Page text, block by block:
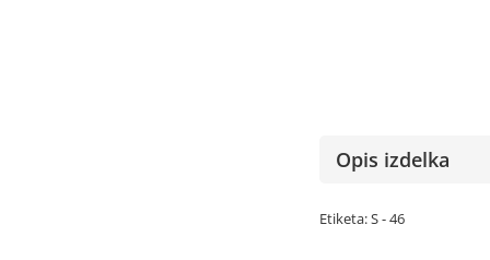
Opis izdelka
Etiketa: S - 46